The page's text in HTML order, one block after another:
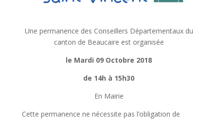
Une permanence des Conseillers Départementaux du
canton de Beaucaire est organisée
le Mardi 09 Octobre 2018
de 14h à 15h30
En Mairie
Cette permanence ne nécessite pas l’obligation de